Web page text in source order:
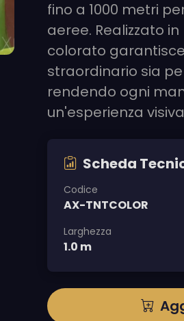
fino a 1000 metri
aeree. Realizzato
colorato
straordinario sia
rendendo ogni
un'esperienza
Scheda
Codice
AX-TNTCOLOR
Larghezza
1.0 m